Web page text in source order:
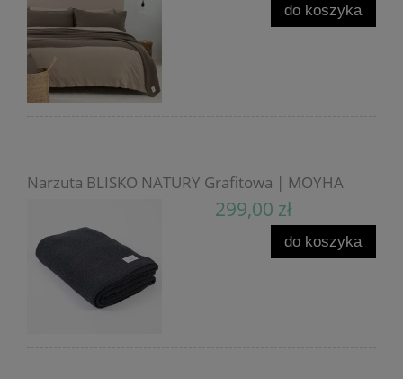
do koszyka
Narzuta BLISKO NATURY Grafitowa | MOYHA
299,00 zł
do koszyka